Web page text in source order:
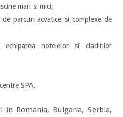
mari si mici;
parcuri acvatice si complexe de
hotelelor si cladirilor
SPA.
in Romania, Bulgaria, Serbia,